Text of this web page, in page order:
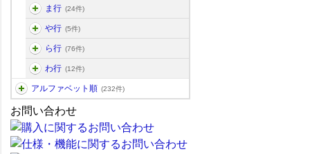
ま行 (24件)
や行 (5件)
ら行 (76件)
わ行 (12件)
アルファベット順 (232件)
お問い合わせ